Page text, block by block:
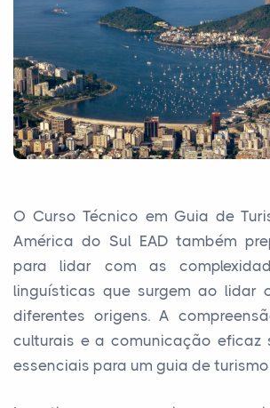
O Curso Técnico em Guia de
América do Sul EAD também
para lidar com as
linguísticas que surgem ao lidar
diferentes origens. A
culturais e a comunicação eficaz
essenciais para um guia de